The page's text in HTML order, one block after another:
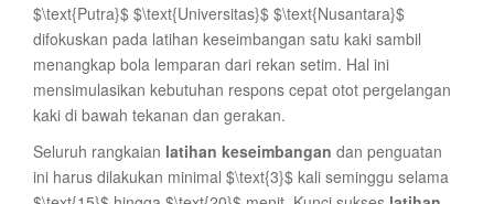
$\text{Putra}$ $\text{Universitas}$ $\text{Nusantara}$
difokuskan pada latihan keseimbangan satu kaki sambil
menangkap bola lemparan dari rekan setim. Hal ini
mensimulasikan kebutuhan respons cepat otot pergelangan
kaki di bawah tekanan dan gerakan.
Seluruh rangkaian latihan keseimbangan dan penguatan
ini harus dilakukan minimal $\text{3}$ kali seminggu selama